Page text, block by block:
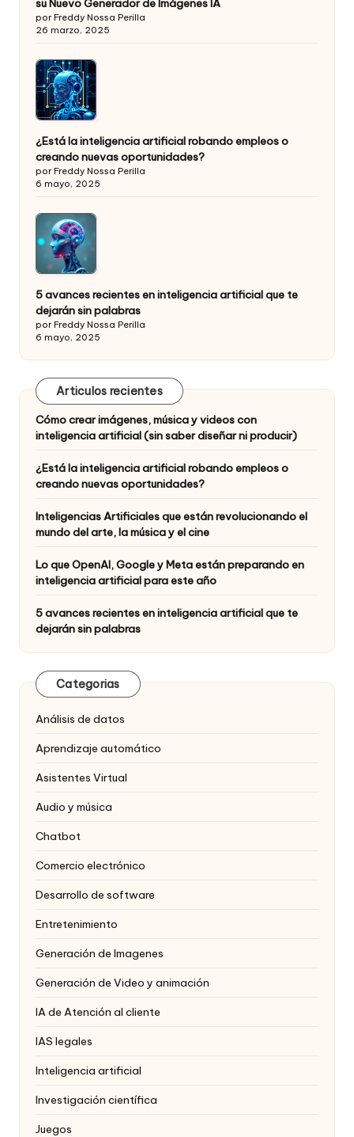
su Nuevo Generador de Imágenes IA
por Freddy Nossa Perilla
26 marzo, 2025
¿Está la inteligencia artificial robando empleos o
creando nuevas oportunidades?
por Freddy Nossa Perilla
6 mayo, 2025
5 avances recientes en inteligencia artificial que te
dejarán sin palabras
por Freddy Nossa Perilla
6 mayo, 2025
Articulos recientes
Cómo crear imágenes, música y videos con
inteligencia artificial (sin saber diseñar ni producir)
¿Está la inteligencia artificial robando empleos o
creando nuevas oportunidades?
Inteligencias Artificiales que están revolucionando el
mundo del arte, la música y el cine
Lo que OpenAI, Google y Meta están preparando en
inteligencia artificial para este año
5 avances recientes en inteligencia artificial que te
dejarán sin palabras
Categorias
Análisis de datos
Aprendizaje automático
Asistentes Virtual
Audio y música
Chatbot
Comercio electrónico
Desarrollo de software
Entretenimiento
Generación de Imagenes
Generación de Video y animación
IA de Atención al cliente
IAS legales
Inteligencia artificial
Investigación científica
Juegos